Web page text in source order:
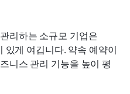
리하는 소규모 기업은
있게 여깁니다. 약속 예약이
니스 관리 기능을 높이 평